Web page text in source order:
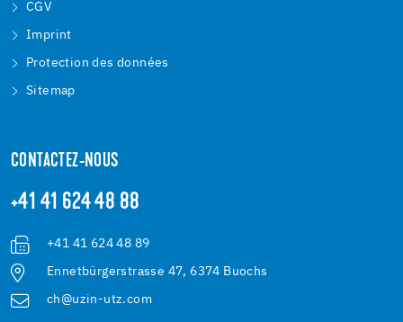
CGV
Imprint
Protection des données
Sitemap
CONTACTEZ-NOUS
+41 41 624 48 88
+41 41 624 48 89
Ennetbürgerstrasse 47, 6374 Buochs
ch@uzin-utz.com